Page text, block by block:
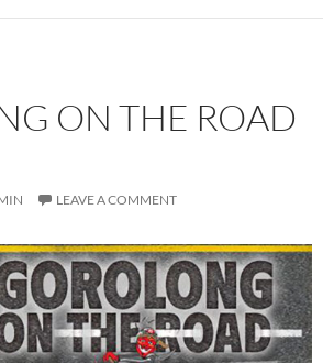
ON THE ROAD
LEAVE A COMMENT